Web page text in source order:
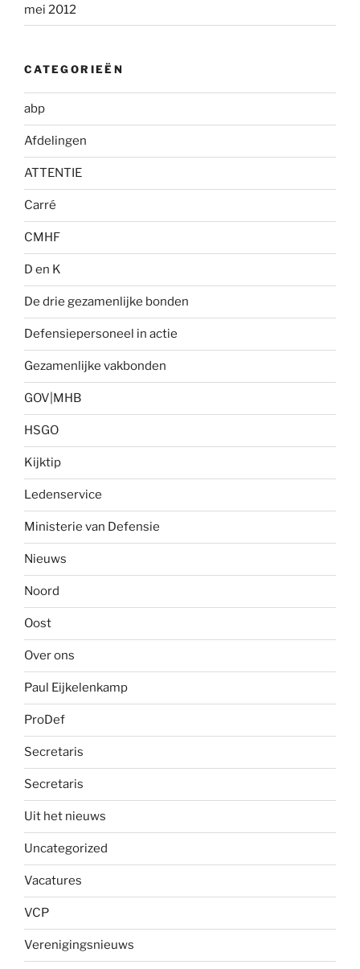
mei 2012
CATEGORIEËN
abp
Afdelingen
ATTENTIE
Carré
CMHF
D en K
De drie gezamenlijke bonden
Defensiepersoneel in actie
Gezamenlijke vakbonden
GOV|MHB
HSGO
Kijktip
Ledenservice
Ministerie van Defensie
Nieuws
Noord
Oost
Over ons
Paul Eijkelenkamp
ProDef
Secretaris
Secretaris
Uit het nieuws
Uncategorized
Vacatures
VCP
Verenigingsnieuws